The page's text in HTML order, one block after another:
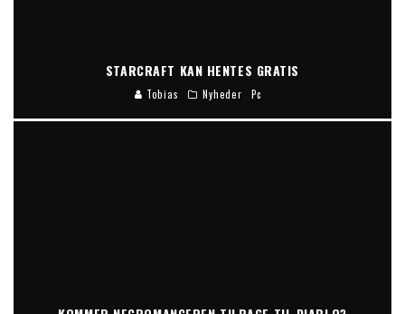
STARCRAFT KAN HENTES GRATIS
Tobias Nyheder Pc